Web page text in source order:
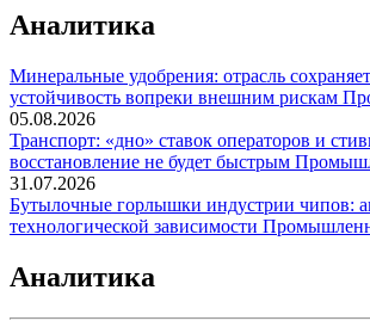
Аналитика
Минеральные удобрения: отрасль
устойчивость вопреки внешним рискам
05.08.2026
Транспорт: «дно» ставок операторов и
восстановление не будет быстрым
31.07.2026
Бутылочные горлышки индустрии чипов:
технологической зависимости
Аналитика